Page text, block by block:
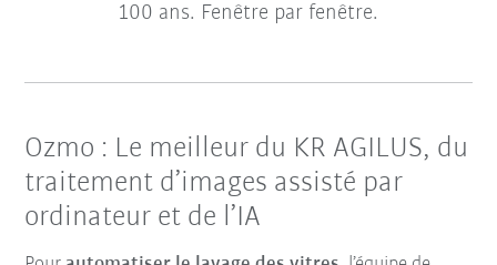
100 ans. Fenêtre par fenêtre.
Ozmo : Le meilleur du KR AGILUS, du
traitement d’images assisté par
ordinateur et de l’IA